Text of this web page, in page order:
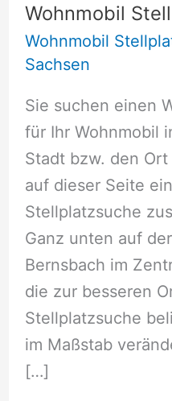
Wohnmobil
Wohnmobil
Sachsen
Sie suchen einen
für Ihr Wohnmobil
Stadt bzw. den
auf dieser Seite
Stellplatzsuche
Ganz unten auf
Bernsbach im
die zur besseren
Stellplatzsuche
im Maßstab
[…]